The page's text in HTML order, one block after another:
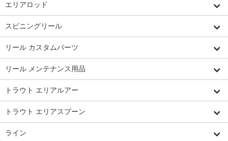
エリアロッド
スピニングリール
リール カスタムパーツ
リール メンテナンス用品
トラウト エリアルアー
トラウト エリアスプーン
ライン